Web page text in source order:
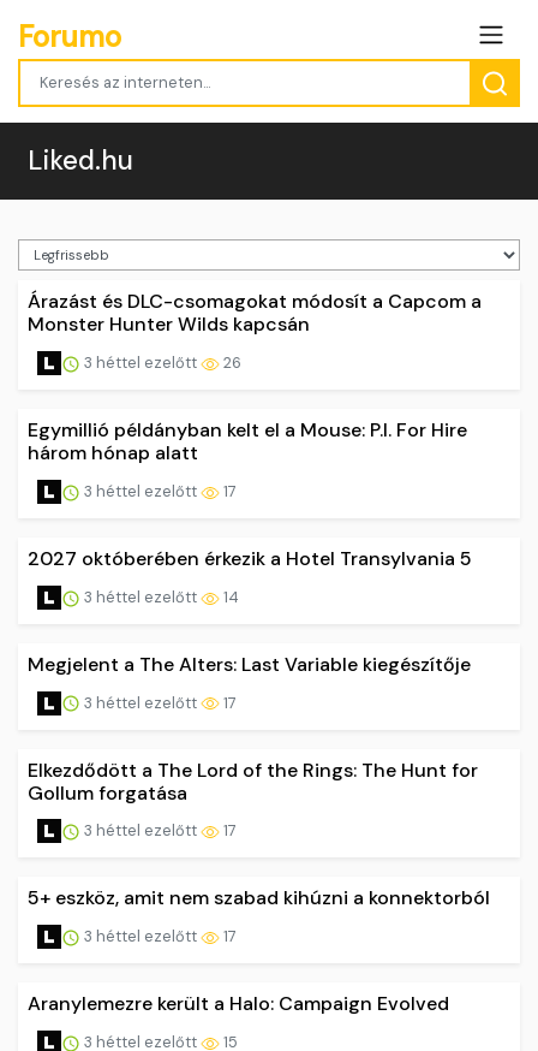
Forumo
Liked.hu
Árazást és DLC-csomagokat módosít a Capcom a
Monster Hunter Wilds kapcsán
3 héttel ezelőtt 26
Egymillió példányban kelt el a Mouse: P.I. For Hire
három hónap alatt
3 héttel ezelőtt 17
2027 októberében érkezik a Hotel Transylvania 5
3 héttel ezelőtt 14
Megjelent a The Alters: Last Variable kiegészítője
3 héttel ezelőtt 17
Elkezdődött a The Lord of the Rings: The Hunt for
Gollum forgatása
3 héttel ezelőtt 17
5+ eszköz, amit nem szabad kihúzni a konnektorból
3 héttel ezelőtt 17
Aranylemezre került a Halo: Campaign Evolved
3 héttel ezelőtt 15